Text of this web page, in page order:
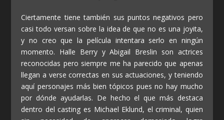
Ciertamente tiene también sus puntos negativos pero
casi todo versan sobre la idea de que no es una joyita,
y no creo que la película intentara serlo en ningún
momento. Halle Berry y Abigail Breslin son actrices
reconocidas pero siempre me ha parecido que apenas
llegan a verse correctas en sus actuaciones, y teniendo
aquí personajes más bien tópicos pues no hay mucho
por dónde ayudarlas. De hecho el que más destaca
dentro del casting es Michael Eklund, el criminal, quien